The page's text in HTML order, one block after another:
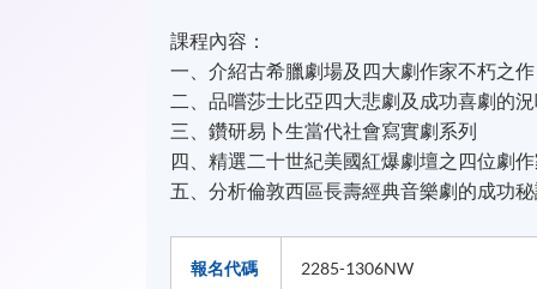
課程內容：
一、介紹古希臘劇場及四大劇作家不朽之作
二、品嚐莎士比亞四大悲劇及成功喜劇的
三、鑽研易卜生當代社會寫實劇系列
四、精選二十世紀美國紅爆劇壇之四位劇
五、分析倫敦西區長壽經典音樂劇的成功
報名代碼 2285-1306NW